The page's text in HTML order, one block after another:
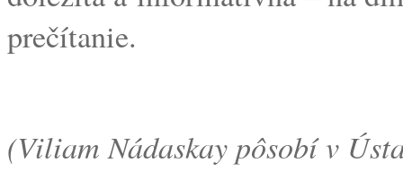
prečítanie.
(Viliam Nádaskay pôsobí v